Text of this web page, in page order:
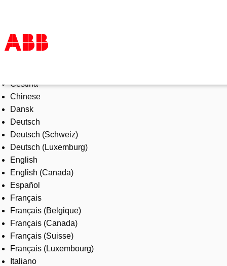
Products & Solutions
Industries
Services
About us
Where to buy
Contact us
Careers
Čeština
Chinese
Dansk
Deutsch
Deutsch (Schweiz)
Deutsch (Luxemburg)
English
English (Canada)
Español
Français
Français (Belgique)
Français (Canada)
Français (Suisse)
Français (Luxembourg)
Italiano